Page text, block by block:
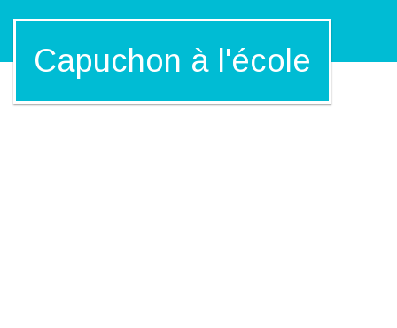
Capuchon à l'école